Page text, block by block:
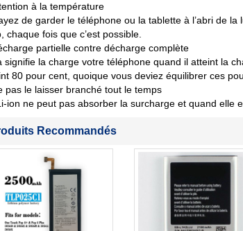
à la température
de garder le téléphone ou la tablette à l’abri de
chaque fois que c’est possible.
partielle contre décharge complète
signifie la charge votre téléphone quand il atteint la
80 pour cent, quoique vous deviez équilibrer ces
pas le laisser branché tout le temps
ion ne peut pas absorber la surcharge et quand elle
Recommandés